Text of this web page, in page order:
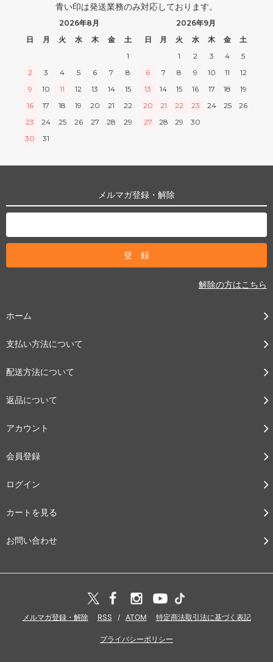
青い印は発送業務のみ対応しております。
2026年8月
日
月 火 水 木 金
土
1
2
3 4 5 6 7
8
9
10 11 12 13 14
15
16
17 18 19 20 21
22
23
24 25 26 27 28
29
30
31
2026年9月
日
月 火 水 木 金
土
1
2 3 4
5
6
7 8 9 10 11
12
13
14 15 16 17 18
19
20
21 22 23 24 25
26
27
28 29 30
メルマガ登録・解除
解除の方はこちら
ホーム
支払い方法について
配送方法について
返品について
アカウント
会員登録
ログイン
カートを見る
お問い合わせ
メルマガ登録・解除 RSS / ATOM 特定商法取引法に基づく表記
プライバシーポリシー